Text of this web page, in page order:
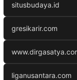
situsbudaya.id
gresikarir.com
liganusantara.com